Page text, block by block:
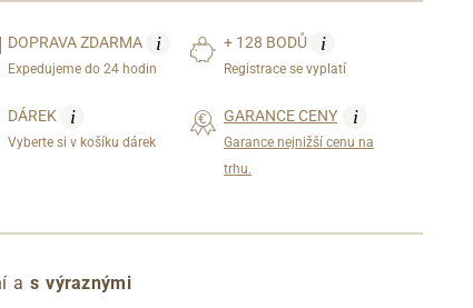
DOPRAVAZDARMA i
Expedujeme do 24 hodin
+ 128 BODŮ i
Registrace se vyplatí
DÁREK i
Vyberte si v košíku dárek
GARANCE CENY i
Garance nejnižší cenu na
trhu.
as výraznými